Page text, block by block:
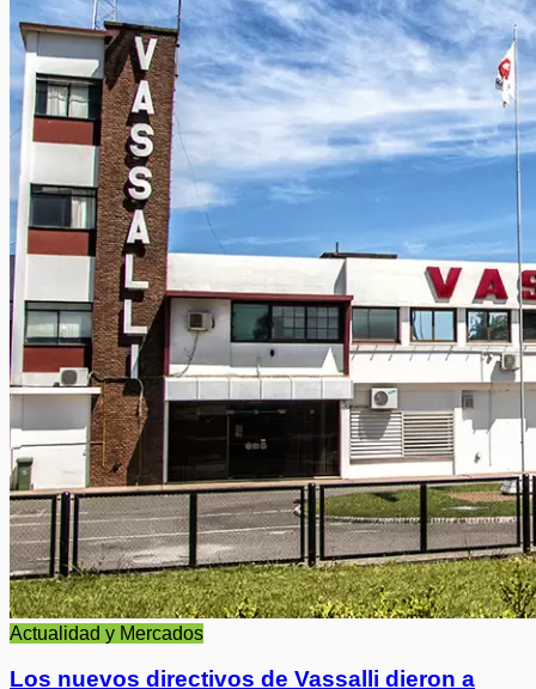
Actualidad y Mercados
Los nuevos directivos de Vassalli dieron a